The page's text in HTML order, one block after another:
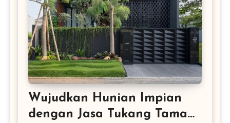
Wujudkan Hunian Impian
dengan Jasa Tukang Taman